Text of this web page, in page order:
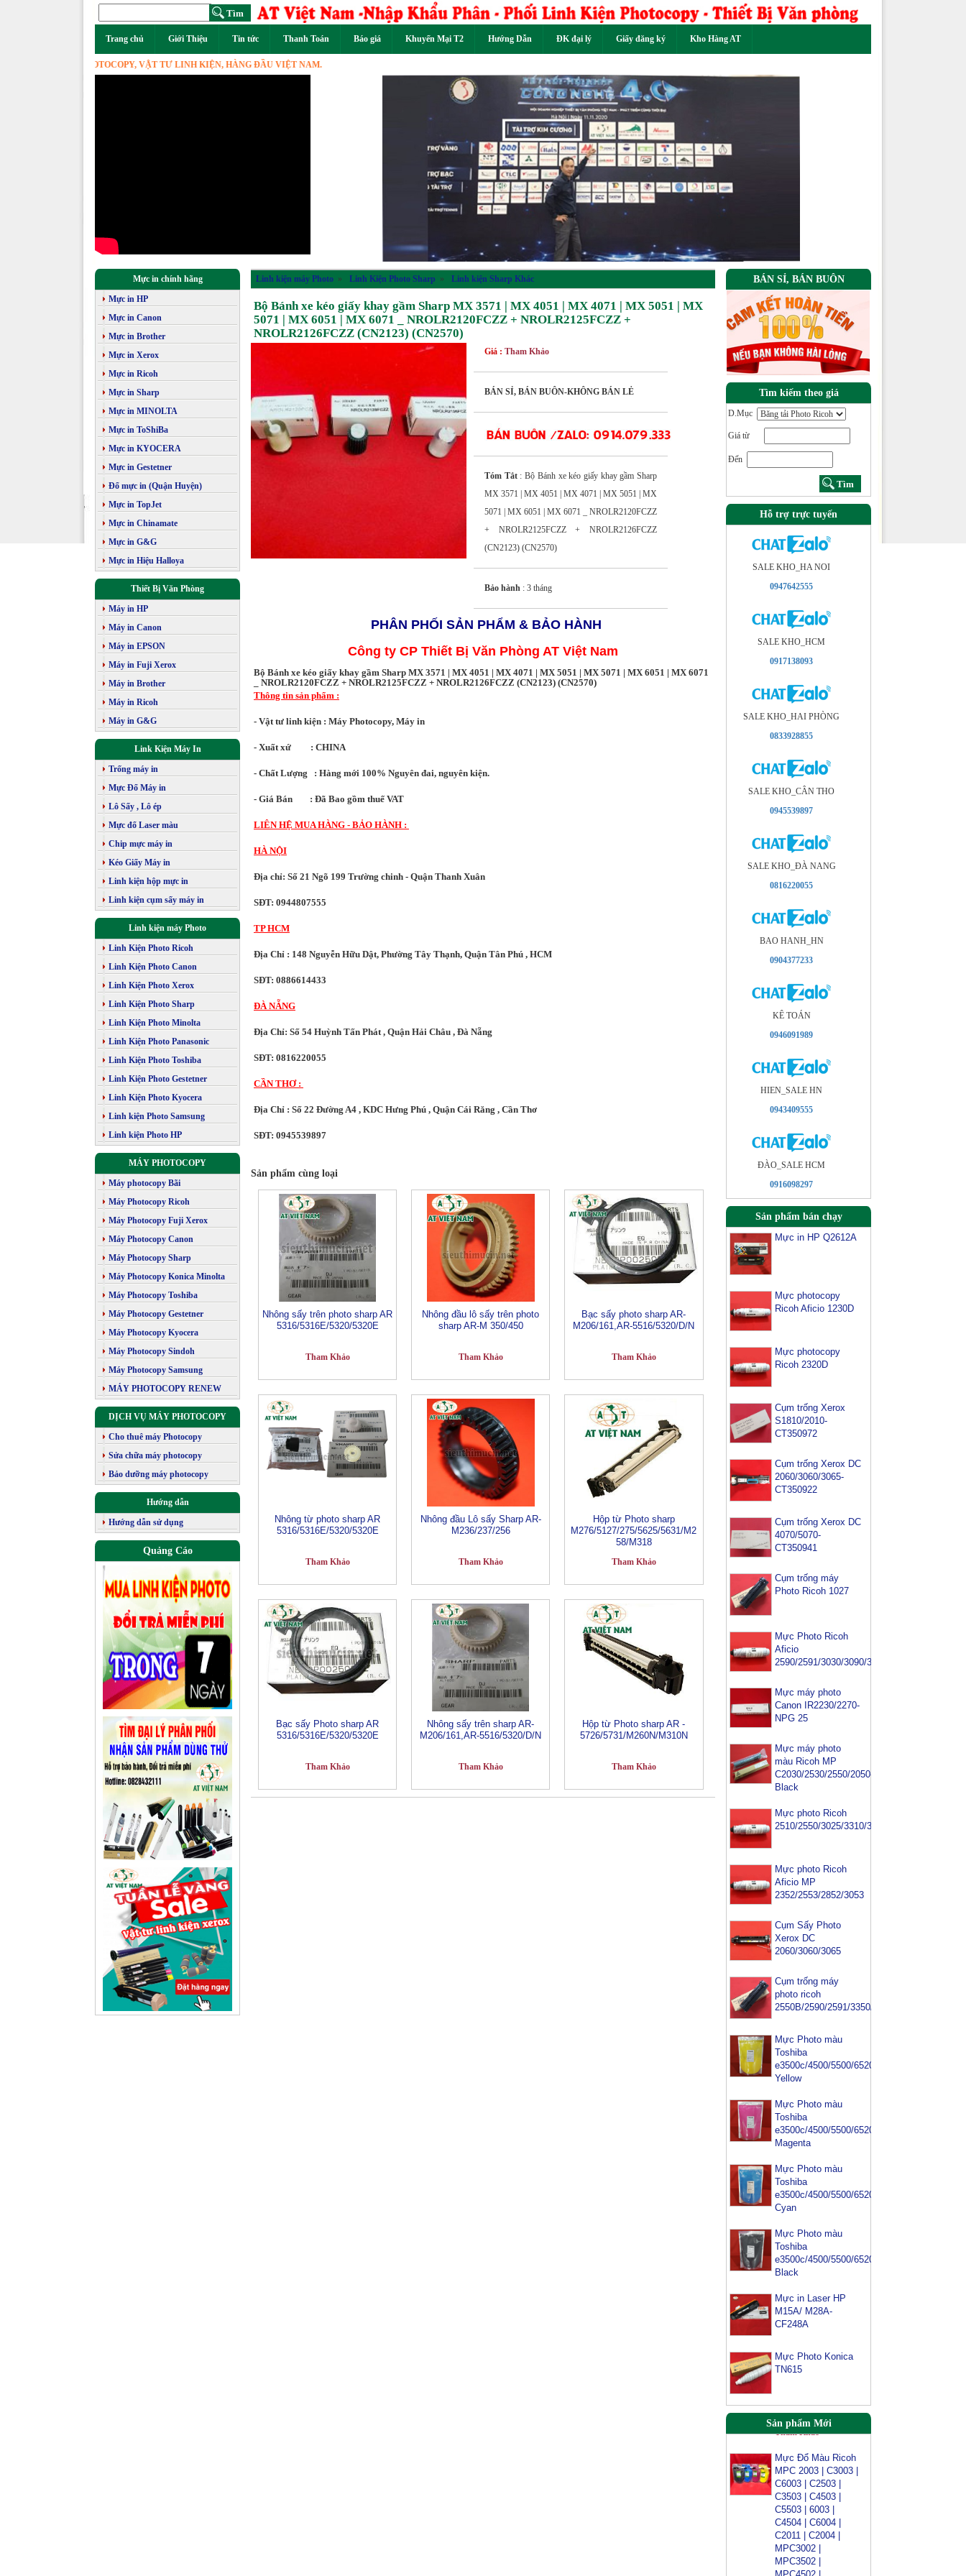
Trang chủ Giới Thiệu Tin tức Thanh Toán Báo giá Khuyến Mại T2 Hướng Dẫn ĐK đại lý Giấy đăng ký Kho Hàng AT
MÁY PHOTOCOPY, VẬT TƯ LINH KIỆN, HÀNG ĐẦU VIỆT NAM.
Mực in chính hãng
Mực in HP
Mực in Canon
Mực in Brother
Mực in Xerox
Mực in Ricoh
Mực in Sharp
Mực in MINOLTA
Mực in ToShiBa
Mực in KYOCERA
Mực in Gestetner
Đổ mực in (Quận Huyện)
Mực in TopJet
Mực in Chinamate
Mực in G&G
Mực in Hiệu Halloya
Thiết Bị Văn Phòng
Máy in HP
Máy in Canon
Máy in EPSON
Máy in Fuji Xerox
Máy in Brother
Máy in Ricoh
Máy in G&G
Link Kiện Máy In
Trống máy in
Mực Đổ Máy in
Lô Sấy , Lô ép
Mực đổ Laser màu
Chip mực máy in
Kéo Giấy Máy in
Linh kiện hộp mực in
Linh kiện cụm sấy máy in
Linh kiện máy Photo
Linh Kiện Photo Ricoh
Linh Kiện Photo Canon
Linh Kiện Photo Xerox
Linh Kiện Photo Sharp
Linh Kiện Photo Minolta
Linh Kiện Photo Panasonic
Linh Kiện Photo Toshiba
Linh Kiện Photo Gestetner
Linh Kiện Photo Kyocera
Linh kiện Photo Samsung
Linh kiện Photo HP
MÁY PHOTOCOPY
Máy photocopy Bãi
Máy Photocopy Ricoh
Máy Photocopy Fuji Xerox
Máy Photocopy Canon
Máy Photocopy Sharp
Máy Photocopy Konica Minolta
Máy Photocopy Toshiba
Máy Photocopy Gestetner
Máy Photocopy Kyocera
Máy Photocopy Sindoh
Máy Photocopy Samsung
MÁY PHOTOCOPY RENEW
DỊCH VỤ MÁY PHOTOCOPY
Cho thuê máy Photocopy
Sửa chữa máy photocopy
Bảo dưỡng máy photocopy
Hướng dẫn
Hướng dẫn sử dụng
Quảng Cáo
Linh kiện máy Photo » Linh Kiện Photo Sharp » Linh kiện Sharp Khác
Bộ Bánh xe kéo giấy khay gầm Sharp MX 3571 | MX 4051 | MX 4071 | MX 5051 | MX
5071 | MX 6051 | MX 6071 _ NROLR2120FCZZ + NROLR2125FCZZ +
NROLR2126FCZZ (CN2123) (CN2570)
Giá : Tham Khảo
BÁN SỈ, BÁN BUÔN-KHÔNG BÁN LẺ
Tóm Tắt: Bộ Bánh xe kéo giấy khay gầm Sharp
MX 3571 | MX 4051 | MX 4071 | MX 5051 | MX
5071 | MX 6051 | MX 6071 _ NROLR2120FCZZ
+ NROLR2125FCZZ + NROLR2126FCZZ
(CN2123) (CN2570)
Bảo hành : 3 tháng
PHÂN PHỐI SẢN PHẨM & BẢO HÀNH
Công ty CP Thiết Bị Văn Phòng AT Việt Nam
Bộ Bánh xe kéo giấy khay gầm Sharp MX 3571 | MX 4051 | MX 4071 | MX 5051 | MX 5071 | MX 6051 | MX 6071
_ NROLR2120FCZZ + NROLR2125FCZZ + NROLR2126FCZZ (CN2123) (CN2570)
Thông tin sản phẩm :
- Vật tư linh kiện : Máy Photocopy, Máy in
- Xuất xứ : CHINA
- Chất Lượng : Hàng mới 100% Nguyên đai, nguyên kiện.
- Giá Bán : Đã Bao gồm thuế VAT
LIÊN HỆ MUA HÀNG - BẢO HÀNH :
HÀ NỘI
Địa chỉ: Số 21 Ngõ 199 Trường chinh - Quận Thanh Xuân
SĐT: 0944807555
TP HCM
Địa Chỉ : 148 Nguyễn Hữu Dật, Phường Tây Thạnh, Quận Tân Phú , HCM
SĐT: 0886614433
ĐÀ NẴNG
Địa Chỉ: Số 54 Huỳnh Tấn Phát , Quận Hải Châu , Đà Nẵng
SĐT: 0816220055
CẦN THƠ :
Địa Chỉ : Số 22 Đường A4 , KDC Hưng Phú , Quận Cái Răng , Cần Thơ
SĐT: 0945539897
Sản phẩm cùng loại
Nhông sấy trên photo sharp AR
5316/5316E/5320/5320E
Tham Khảo
Nhông đầu lô sấy trên photo
sharp AR-M 350/450
Tham Khảo
Bạc sấy photo sharp AR-
M206/161,AR-5516/5320/D/N
Tham Khảo
Nhông từ photo sharp AR
5316/5316E/5320/5320E
Tham Khảo
Nhông đầu Lô sấy Sharp AR-
M236/237/256
Tham Khảo
Hộp từ Photo sharp
M276/5127/275/5625/5631/M2
58/M318
Tham Khảo
Bạc sấy Photo sharp AR
5316/5316E/5320/5320E
Tham Khảo
Nhông sấy trên sharp AR-
M206/161,AR-5516/5320/D/N
Tham Khảo
Hộp từ Photo sharp AR -
5726/5731/M260N/M310N
Tham Khảo
BÁN SỈ, BÁN BUÔN
Tìm kiếm theo giá
D.Mục
Giá từ
Đến
Hỗ trợ trực tuyến
SALE KHO_HA NOI
0947642555
SALE KHO_HCM
0917138093
SALE KHO_HAI PHÒNG
0833928855
SALE KHO_CÂN THO
0945539897
SALE KHO_ÐÀ NANG
0816220055
BAO HANH_HN
0904377233
KÊ TOÁN
0946091989
HIEN_SALE HN
0943409555
ÐÀO_SALE HCM
0916098297
Sản phẩm bán chạy
Mực in HP Q2612A
Mực photocopy
Ricoh Aficio 1230D
Mực photocopy
Ricoh 2320D
Cụm trống Xerox
S1810/2010-
CT350972
Cụm trống Xerox DC
2060/3060/3065-
CT350922
Cụm trống Xerox DC
4070/5070-
CT350941
Cụm trống máy
Photo Ricoh 1027
Mực Photo Ricoh
Aficio
2590/2591/3030/3090/3391
Mực máy photo
Canon IR2230/2270-
NPG 25
Mực máy photo
màu Ricoh MP
C2030/2530/2550/2050-
Black
Mực photo Ricoh
2510/2550/3025/3310/3350/3352/3353
Mực photo Ricoh
Aficio MP
2352/2553/2852/3053
Cụm Sấy Photo
Xerox DC
2060/3060/3065
Cụm trống máy
photo ricoh
2550B/2590/2591/3350/3352
Mực Photo màu
Toshiba
e3500c/4500/5500/6520/6540-
Yellow
Mực Photo màu
Toshiba
e3500c/4500/5500/6520/6540-
Magenta
Mực Photo màu
Toshiba
e3500c/4500/5500/6520/6540-
Cyan
Mực Photo màu
Toshiba
e3500c/4500/5500/6520/6540-
Black
Mực in Laser HP
M15A/ M28A-
CF248A
Mực Photo Konica
TN615
Sản phẩm Mới
Mực máy photo
ricoh MP 2554/
3054/ 3554/
3054SP/ 3554SP
Mực Photocopy
Ricoh 6210D
Mực đổ photo ricoh
Tham Khảo
Mực Đổ Màu Ricoh
C6003 | C2503 |
C3503 | C4503 |
C5503 | 6003 |
C4504 | C6004 |
C2011 | C2004 |
MPC3002 |
MPC3502 |
MPC4502 |
MPC5002 | MPC